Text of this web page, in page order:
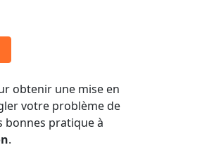
obtenir une mise en
votre problème de
bonnes pratique à
.